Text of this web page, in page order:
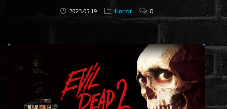
ROMANTIKUS
2023.05.19 Horror 0